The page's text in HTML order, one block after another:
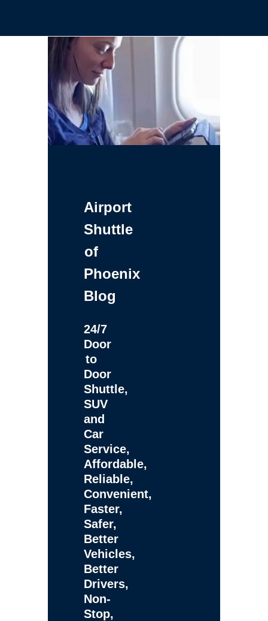
Airport
Shuttle
of
Phoenix
Blog
24/7
Door
to
Door
Shuttle,
SUV
and
Car
Service,
Affordable,
Reliable,
Convenient,
Faster,
Safer,
Better
Vehicles,
Better
Drivers,
Non-
Stop,